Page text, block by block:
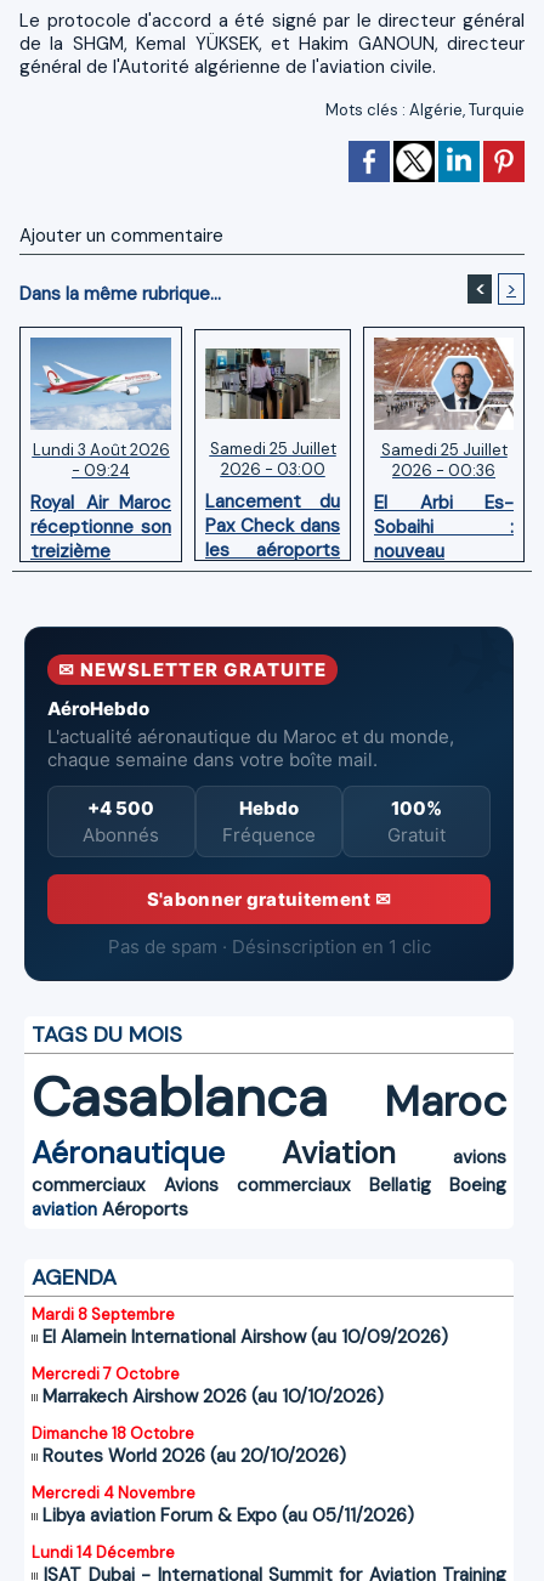
Le protocole d'accord a été signé par le directeur général
de la SHGM, Kemal YÜKSEK, et Hakim GANOUN, directeur
général de l'Autorité algérienne de l'aviation civile.
Mots clés : Algérie,Turquie
Ajouter un commentaire
Dans la même rubrique... < >
Lundi 3 Août 2026
- 09:24
Royal Air Maroc
réceptionne son
treizième
Boeing 787
Samedi 25 Juillet
2026 - 03:00
Lancement du
Pax Check dans
les aéroports
du Maroc
Samedi 25 Juillet
2026 - 00:36
El Arbi Es-
Sobaihi :
nouveau
directeur à la
l’Aéroport
Mohammed V
✉ NEWSLETTER GRATUITE
AéroHebdo
L'actualité aéronautique du Maroc et du monde,
chaque semaine dans votre boîte mail.
+4 500
Abonnés
Hebdo
Fréquence
100%
Gratuit
S'abonner gratuitement ✉
Pas de spam · Désinscription en 1 clic
TAGS DU MOIS
Casablanca Maroc
Aéronautique Aviation
avions
commerciaux
Avions commerciaux Bellatig
Boeing
aviation Aéroports
AGENDA
Mardi 8 Septembre
El Alamein International Airshow (au 10/09/2026)
Mercredi 7 Octobre
Marrakech Airshow 2026 (au 10/10/2026)
Dimanche 18 Octobre
Routes World 2026 (au 20/10/2026)
Mercredi 4 Novembre
Libya aviation Forum & Expo (au 05/11/2026)
Lundi 14 Décembre
ISAT Dubai - International Summit for Aviation Training